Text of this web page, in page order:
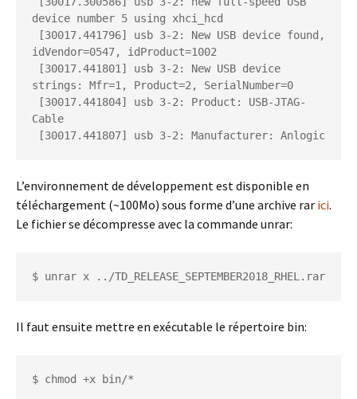
device number 5 using xhci_hcd
idVendor=0547, idProduct=1002
strings: Mfr=1, Product=2, SerialNumber=0
Cable
[30017.441807] usb 3-2: Manufacturer: Anlogic
L’environnement de développement est disponible en
téléchargement (~100Mo) sous forme d’une archive rar ici.
Le fichier se décompresse avec la commande unrar:
$ unrar x ../TD_RELEASE_SEPTEMBER2018_RHEL.rar
Il faut ensuite mettre en exécutable le répertoire bin:
$ chmod +x bin/*